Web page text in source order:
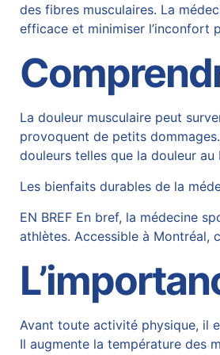
des fibres musculaires. La
efficace et minimiser l’inconfort
La douleur musculaire peut
provoquent de petits
douleurs telles que la douleur
Les bienfaits durables de la
EN BREF En bref, la médecine
athlètes. Accessible à Montréal,
Avant toute activité physique, il
Il augmente la température des